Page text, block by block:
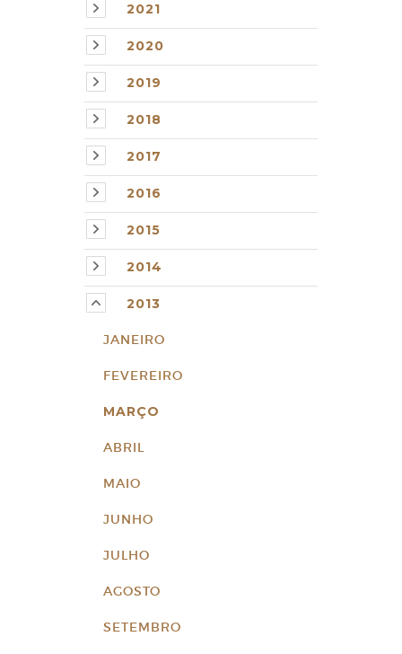
2021
2020
2019
2018
2017
2016
2015
2014
2013
JANEIRO
FEVEREIRO
MARÇO
ABRIL
MAIO
JUNHO
JULHO
AGOSTO
SETEMBRO